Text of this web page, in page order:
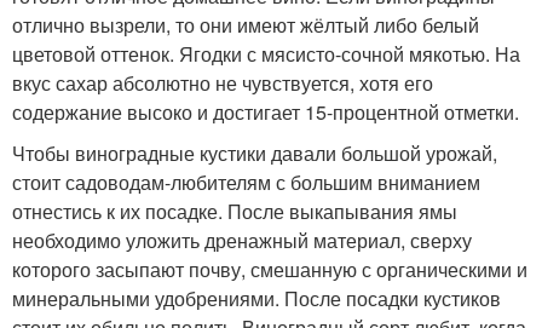
отлично вызрели, то они имеют жёлтый либо белый
цветовой оттенок. Ягодки с мясисто-сочной мякотью. На
вкус сахар абсолютно не чувствуется, хотя его
содержание высоко и достигает 15-процентной отметки.
Чтобы виноградные кустики давали большой урожай,
стоит садоводам-любителям с большим вниманием
отнестись к их посадке. После выкапывания ямы
необходимо уложить дренажный материал, сверху
которого засыпают почву, смешанную с органическими и
минеральными удобрениями. После посадки кустиков